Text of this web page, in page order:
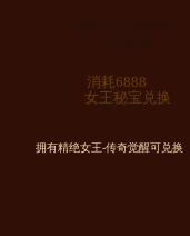
消耗6888
女王秘宝兑换
拥有精绝女王-传奇觉醒可兑换